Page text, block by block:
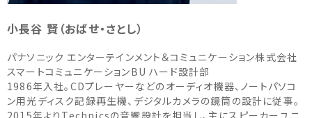
小長谷 賢（おばせ・さとし）
パナソニック エンターテインメント＆コミュニケーション株式会社
スマートコミュニケーションBU ハード設計部
1986年入社。CDプレーヤーなどのオーディオ機器、ノートパソコ
ン用光ディスク記録再生機、デジタルカメラの鏡筒の設計に従事。
2015年よりTechnicsの音響設計を担当し、主にスピーカーユニ